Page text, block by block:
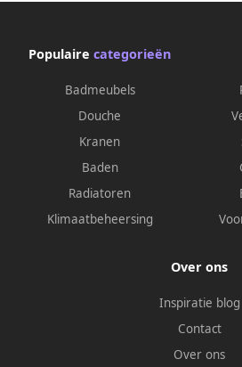
Populaire categorieën
Badmeubels
Douche
Kranen
Baden
Radiatoren
Klimaatbeheersing
Over ons
Inspiratie blog
Contact
Over ons